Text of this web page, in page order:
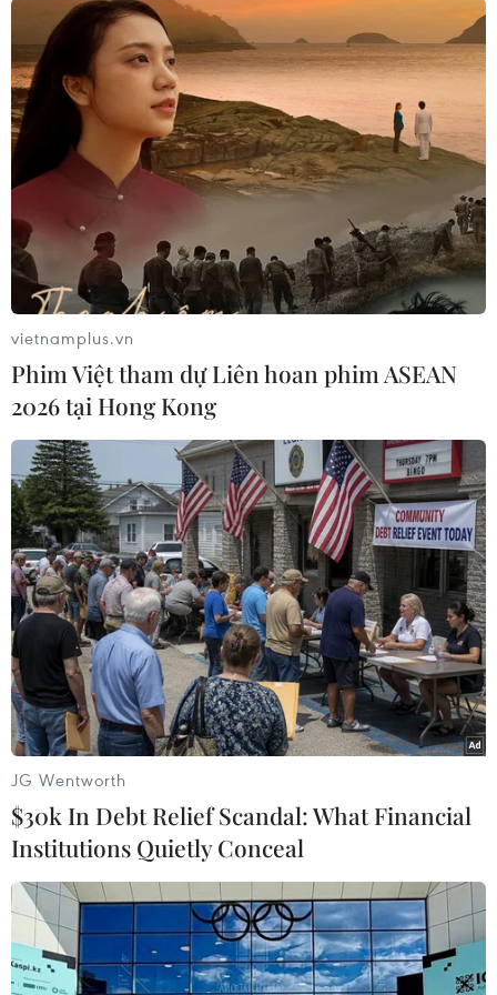
(TTXVN/Vietnam+)
#Dải Gaza #WFP
#trạm kiểm soát quân sự
#quân đội Israel
#viện trợ #Israel Israel
Theo dõi VietnamPlus
Xung đột leo thang tại Gaza
Hamas kêu gọi thành lập ủy ban hành chính
chuyển tiếp tại Dải Gaza
Israel tuyên bố chấm dứt quan hệ với 3 cơ quan
Liên hợp quốc
Các nước Arab, Hồi giáo ra tuyên bố chung về
tình hình Gaza
Đức sẽ không công nhận Nhà nước Palestine
vietnamplus.vn
Phim Việt tham dự Liên hoan phim ASEAN
2026 tại Hong Kong
JG Wentworth
$30k In Debt Relief Scandal: What Financial
Institutions Quietly Conceal